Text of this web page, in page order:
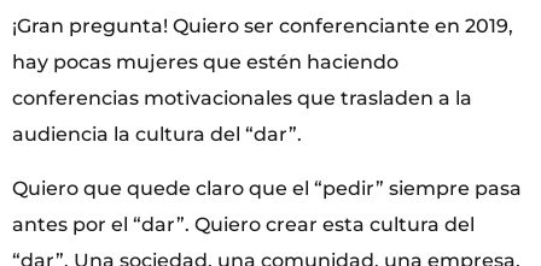
¡Gran pregunta! Quiero ser conferenciante en 2019,
hay pocas mujeres que estén haciendo
conferencias motivacionales que trasladen a la
audiencia la cultura del “dar”.
Quiero que quede claro que el “pedir” siempre pasa
antes por el “dar”. Quiero crear esta cultura del
“dar”. Una sociedad, una comunidad, una empresa,